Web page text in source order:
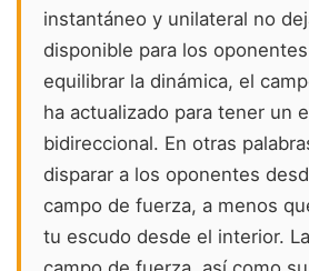
instantáneo y unilateral no
disponible para los
equilibrar la dinámica, el
ha actualizado para tener un
bidireccional. En otras
disparar a los oponentes
campo de fuerza, a menos
tu escudo desde el interior.